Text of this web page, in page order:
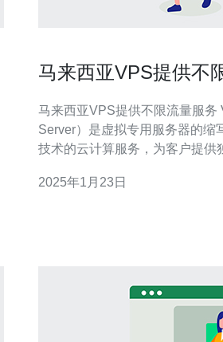
马来西亚VPS提供不
马来西亚VPS提供不限流量服务 VPS（Virtual Private
Server）是虚拟专用服务器的缩
技术的云计算服务，为客户提供
时又不需要购买和维护物理服务
2025年1月23日